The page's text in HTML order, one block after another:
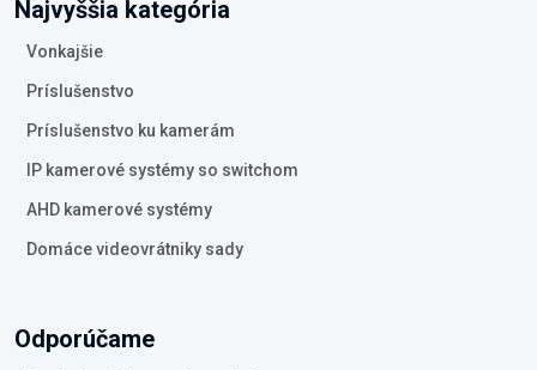
Najvyššia kategória
Vonkajšie
Príslušenstvo
Príslušenstvo ku kamerám
IP kamerové systémy so switchom
AHD kamerové systémy
Domáce videovrátniky sady
Odporúčame